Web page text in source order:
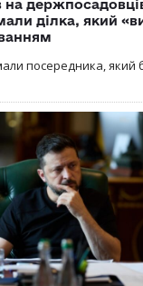
ділка, який
посередника, який